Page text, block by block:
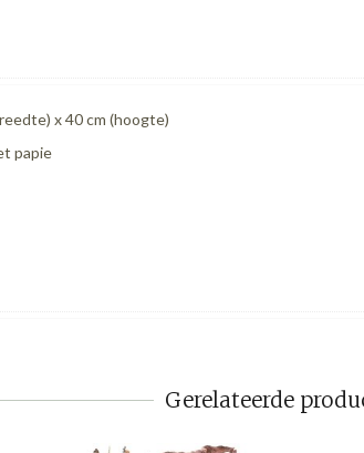
x 40 cm (hoogte)
papie
Gerelateerde